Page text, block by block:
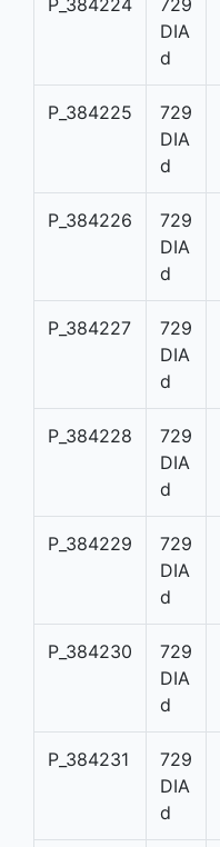
P_384224
729
DIA
d
P_384225
729
DIA
d
P_384226
729
DIA
d
P_384227
729
DIA
d
P_384228
729
DIA
d
P_384229
729
DIA
d
P_384230
729
DIA
d
P_384231
729
DIA
d